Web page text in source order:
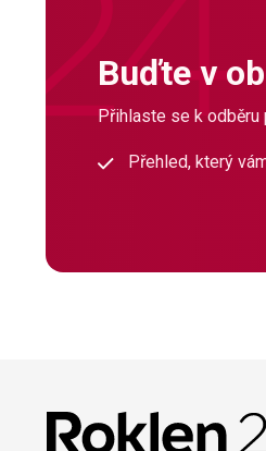
Buďte v
Přihlaste se k odběru
Přehled, který